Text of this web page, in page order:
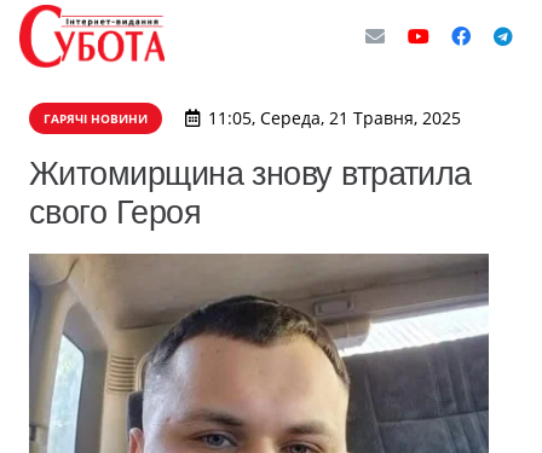
ГАРЯЧІ НОВИНИ 11:05, Середа, 21 Травня, 2025
Житомирщина знову втратила
свого Героя